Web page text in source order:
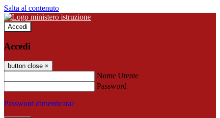
Salta al contenuto
Accedi
Accedi
button close ×
Nome Utente
Password
Password dimenticata?